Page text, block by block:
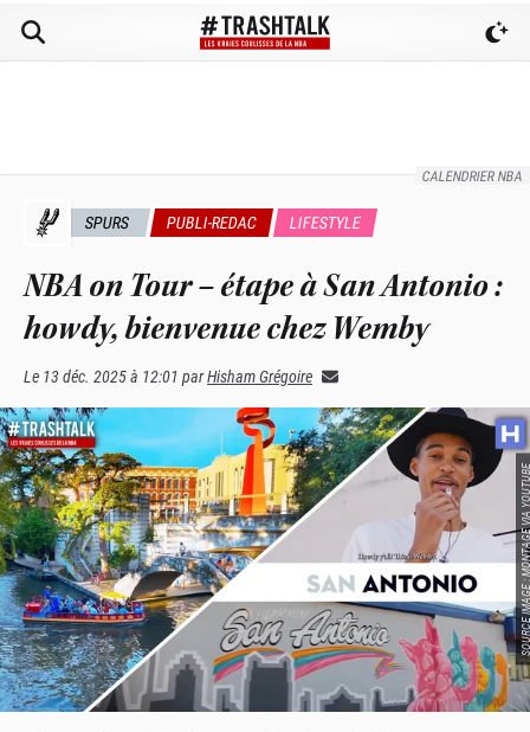
CALENDRIER NBA
SPURS PUBLI-REDAC LIFESTYLE
NBA on Tour – étape à San Antonio :
howdy, bienvenue chez Wemby
Le 13 déc. 2025 à 12:01 parHisham Grégoire
SOURCE IMAGE :